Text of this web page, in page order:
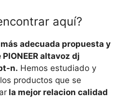
aquí?
adecuada propuesta y
altavoz dj
n. Hemos estudiado y
productos que se
la mejor relacion calidad